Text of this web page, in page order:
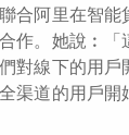
合阿里在智
作。她說︰「
對線下的用
渠道的用戶開